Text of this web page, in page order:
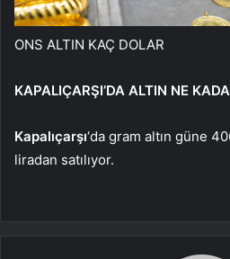
ONS ALTIN KAÇ DOLAR
KAPALIÇARŞI’DA ALTIN NE
Kapalıçarşı‘da gram altın güne
liradan satılıyor.